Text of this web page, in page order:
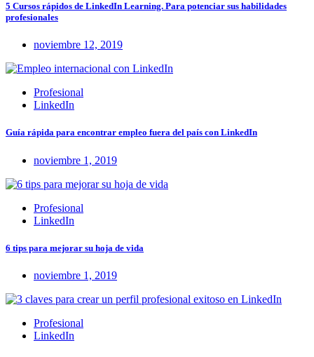
5 Cursos rápidos de LinkedIn Learning. Para potenciar sus habilidades
profesionales
noviembre 12, 2019
Profesional
LinkedIn
Guía rápida para encontrar empleo fuera del país con LinkedIn
noviembre 1, 2019
Profesional
LinkedIn
6 tips para mejorar su hoja de vida
noviembre 1, 2019
Profesional
LinkedIn